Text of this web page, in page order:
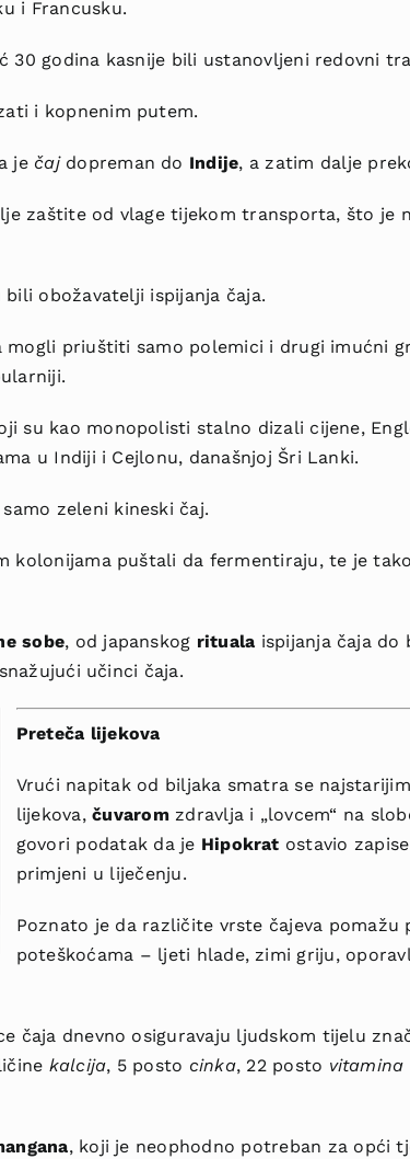
i Francusku.
30 godina kasnije bili ustanovljeni redovni
i kopnenim putem.
je čajdopreman do Indije, a zatim dalje
zaštite od vlage tijekom transporta, što je
bili obožavatelji ispijanja čaja.
mogli priuštiti samo polemici i drugi imućni
su kao monopolisti stalno dizali cijene,
u Indiji i Cejlonu, današnjoj Šri Lanki.
zeleni kineski čaj.
kolonijama puštali da fermentiraju, te je
sobe, od japanskog rituala ispijanja čaja
učinci čaja.
Preteča lijekova
Vrući napitak od biljaka smatra se
lijekova,čuvaromzdravlja i „lovcem“ na
govori podatak da je Hipokrat ostavio
primjeni u liječenju.
Poznato je da različite vrste čajeva pomažu
poteškoćama – ljeti hlade, zimi griju,
čaja dnevno osiguravaju ljudskom tijelu
kalcija, 5 posto cinka, 22 posto vitamina
, koji je neophodno potreban za opći